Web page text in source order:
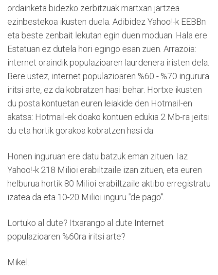
ordainketa bidezko zerbitzuak martxan jartzea
ezinbestekoa ikusten duela. Adibidez Yahoo!-k EEBBn
eta beste zenbait lekutan egin duen moduan. Hala ere
Estatuan ez dutela hori egingo esan zuen. Arrazoia:
internet oraindik populazioaren laurdenera iristen dela.
Bere ustez, internet populazioaren %60 - %70 ingurura
iritsi arte, ez da kobratzen hasi behar. Hortxe ikusten
du posta kontuetan euren leiakide den Hotmail-en
akatsa: Hotmail-ek doako kontuen edukia 2 Mb-ra jeitsi
du eta hortik gorakoa kobratzen hasi da.
Honen inguruan ere datu batzuk eman zituen. Iaz
Yahoo!-k 218 Milioi erabiltzaile izan zituen, eta euren
helburua hortik 80 Milioi erabiltzaile aktibo erregistratu
izatea da eta 10-20 Milioi inguru "de pago".
Lortuko al dute? Itxarango al dute Internet
populazioaren %60ra iritsi arte?
Mikel.